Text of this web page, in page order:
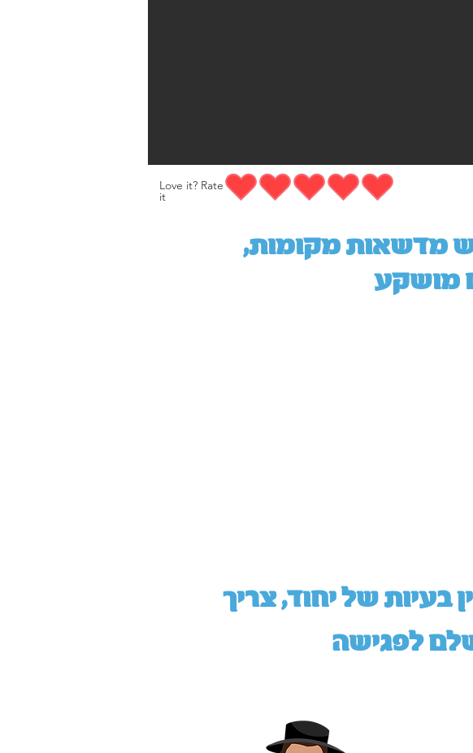
Love it? Rate
it
,מקום מושלם לפגישה, יש מדשאות מקומות
מושקע
בעיות של יחוד, צריך
לפגישה